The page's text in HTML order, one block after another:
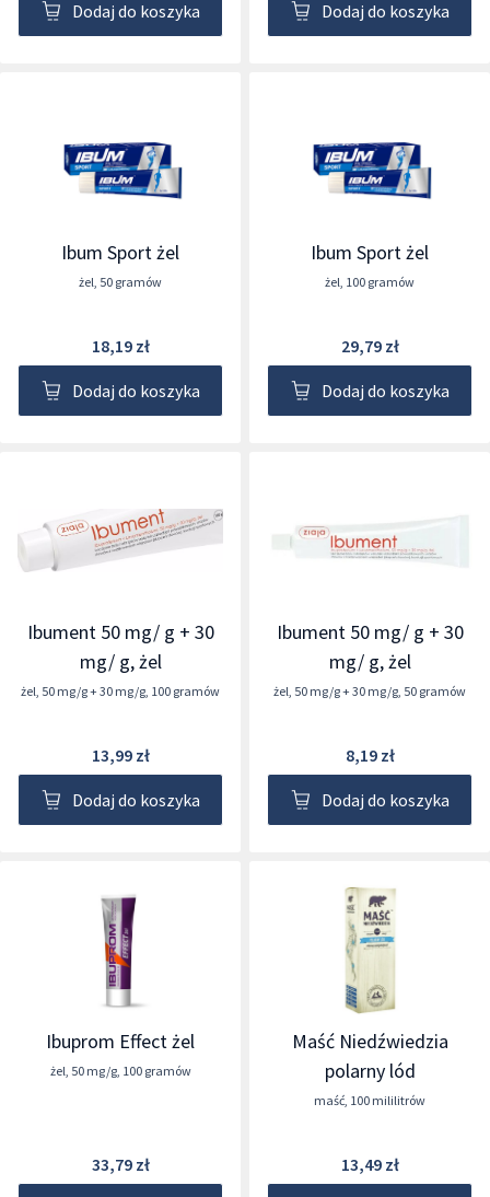
Dodaj do koszyka Dodaj do koszyka
Ibum Sport żel
żel, 50 gramów
18,19 zł
Dodaj do koszyka
Ibum Sport żel
żel, 100 gramów
29,79 zł
Dodaj do koszyka
Ibument 50 mg/ g + 30
mg/ g, żel
żel, 50 mg/g + 30 mg/g, 100 gramów
13,99 zł
Dodaj do koszyka
Ibument 50 mg/ g + 30
mg/ g, żel
żel, 50 mg/g + 30 mg/g, 50 gramów
8,19 zł
Dodaj do koszyka
Ibuprom Effect żel
żel, 50 mg/g, 100 gramów
33,79 zł
Maść Niedźwiedzia
polarny lód
maść, 100 mililitrów
13,49 zł